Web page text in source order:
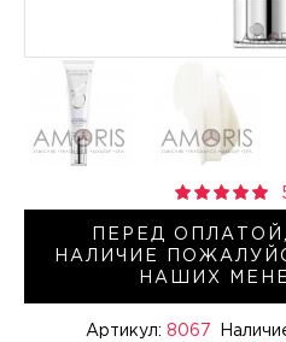
ПЕРЕД
НАЛИЧИЕ
НАШИХ
Артикул: 8067